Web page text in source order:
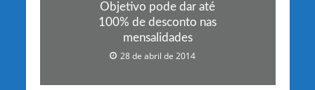
Objetivo pode dar até
100% de desconto nas
mensalidades
28 de abril de 2014